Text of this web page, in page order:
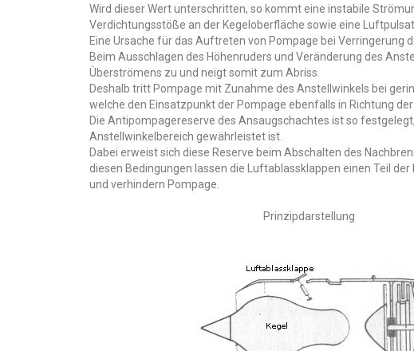
Wird dieser Wert unterschritten, so kommt eine instabile
Verdichtungsstöße an der Kegeloberfläche sowie eine
Eine Ursache für das Auftreten von Pompage bei Verringerung
Beim Ausschlagen des Höhenruders und Veränderung des
Überströmens zu und neigt somit zum Abriss.
Deshalb tritt Pompage mit Zunahme des Anstellwinkels bei
welche den Einsatzpunkt der Pompage ebenfalls in Richtung
Die Antipompagereserve des Ansaugschachtes ist so
Anstellwinkelbereich gewährleistet ist.
Dabei erweist sich diese Reserve beim Abschalten des
diesen Bedingungen lassen die Luftablassklappen einen Teil
und verhindern Pompage.
Prinzipdarstellung